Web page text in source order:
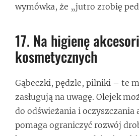
wymówka, że „jutro zrobię
17. Na higienę
kosmetycznych
Gąbeczki, pędzle, pilniki – te
zasługują na uwagę. Olejek
do odświeżania i oczyszczania
pomaga ograniczyć rozwój